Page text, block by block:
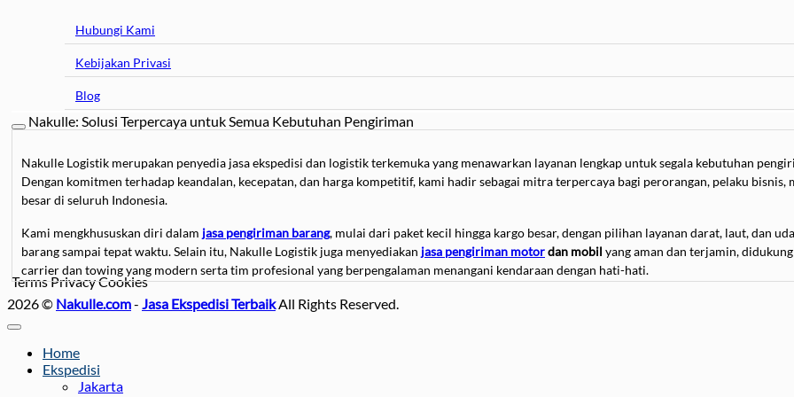
Hubungi Kami
Kebijakan Privasi
Blog
Nakulle: Solusi Terpercaya untuk Semua Kebutuhan Pengiriman
Nakulle Logistik merupakan penyedia jasa ekspedisi dan logistik terkemuka yang menawarkan layanan lengkap untuk segala kebutuhan
Dengan komitmen terhadap keandalan, kecepatan, dan harga kompetitif, kami hadir sebagai mitra terpercaya bagi perorangan, pelaku bisnis,
besar di seluruh Indonesia.
Kami mengkhususkan diri dalam jasa pengiriman barang, mulai dari paket kecil hingga kargo besar, dengan pilihan layanan darat, laut, dan
barang sampai tepat waktu. Selain itu, Nakulle Logistik juga menyediakan jasa pengiriman motordan mobil yang aman dan terjamin,
carrier dan towing yang modern serta tim profesional yang berpengalaman menangani kendaraan dengan hati-hati.
Bagi Anda yang membutuhkanjasa pindahan, baik untuk rumah, kantor, maupun kos-kosan, Nakulle Logistik menawarkan solusi lengkap
Kami juga menyediakan
ini ideal untuk kebutuhan bisnis, proyek, atau acara khusus yang membutuhkan fleksibilitas transportasi.
TermsPrivacyCookies
2026 © Nakulle.com- Jasa Ekspedisi TerbaikAll Rights Reserved.
Home
Ekspedisi
Jakarta